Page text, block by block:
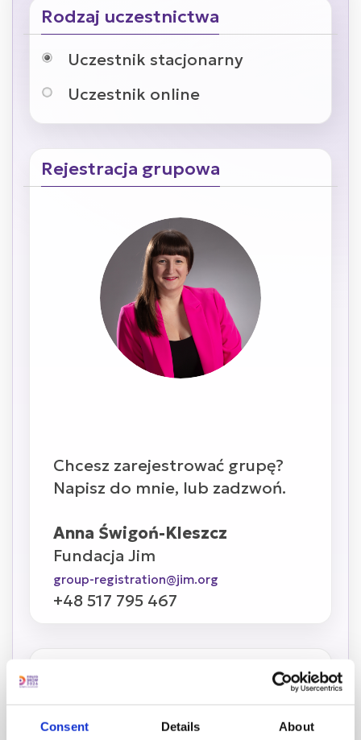
Consent Details About
Rodzaj uczestnictwa
Uczestnik stacjonarny
Uczestnik online
Rejestracja grupowa
Chcesz zarejestrować grupę?
Napisz do mnie, lub zadzwoń.
Anna Świgoń-Kleszcz
Fundacja Jim
group-registration@jim.org
+48 517 795 467
Imię*